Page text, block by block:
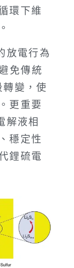
環下維
放電行為
免傳統
變，使
更重要
解液相
穩定性
鋰硫電